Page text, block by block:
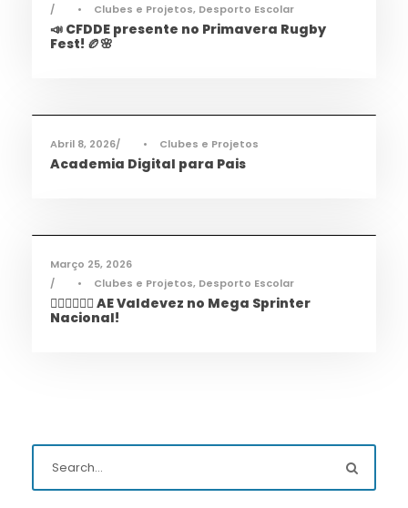
•
Clubes e Projetos, Desporto Escolar
📣 CFDDE presente no Primavera Rugby
Fest! 🏉🌸
Abril 8, 2026 • Clubes e Projetos
Academia Digital para Pais
Março 25, 2026
•
Clubes e Projetos, Desporto Escolar
🏃‍♀️🏃‍♂️🏃‍♀️ AE Valdevez no Mega Sprinter
Nacional!